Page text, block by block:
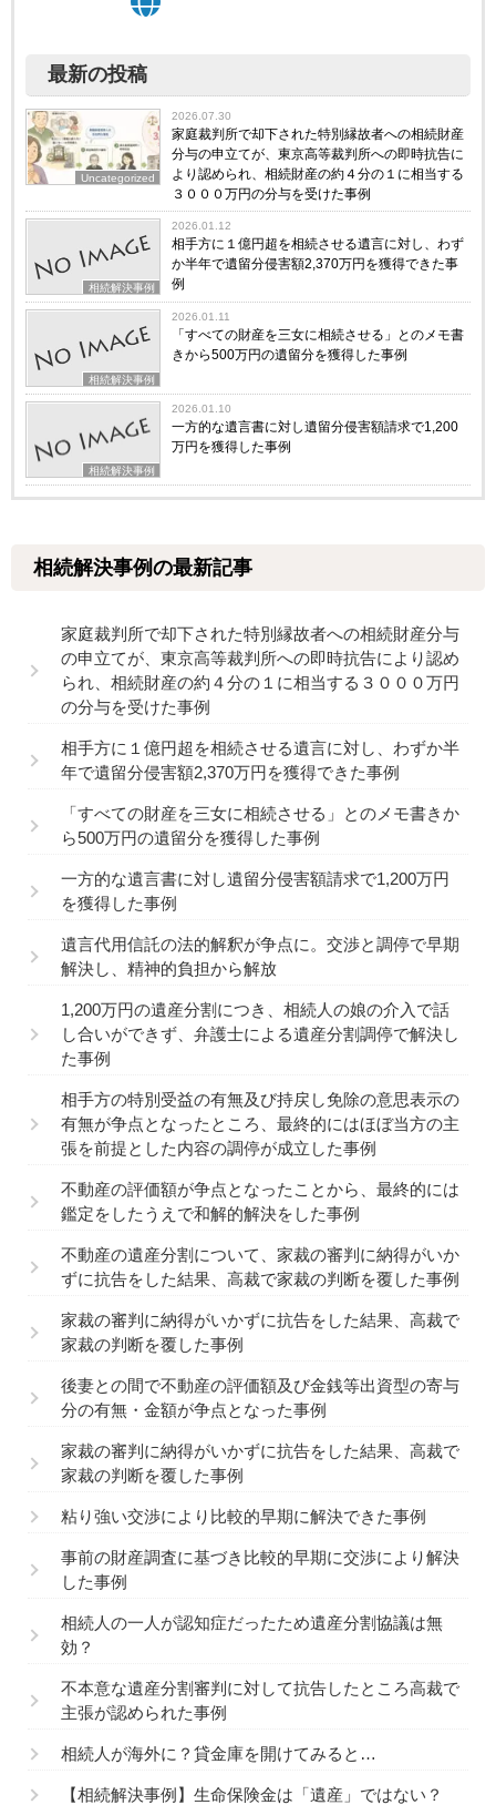
最新の投稿
Uncategorized
2026.07.30
家庭裁判所で却下された特別縁故者への相続財産
分与の申立てが、東京高等裁判所への即時抗告に
より認められ、相続財産の約４分の１に相当する
３０００万円の分与を受けた事例
相続解決事例
2026.01.12
相手方に１億円超を相続させる遺言に対し、わず
か半年で遺留分侵害額2,370万円を獲得できた事
例
相続解決事例
2026.01.11
「すべての財産を三女に相続させる」とのメモ書
きから500万円の遺留分を獲得した事例
相続解決事例
2026.01.10
一方的な遺言書に対し遺留分侵害額請求で1,200
万円を獲得した事例
相続解決事例の最新記事
家庭裁判所で却下された特別縁故者への相続財産分与
の申立てが、東京高等裁判所への即時抗告により認め
られ、相続財産の約４分の１に相当する３０００万円
の分与を受けた事例
相手方に１億円超を相続させる遺言に対し、わずか半
年で遺留分侵害額2,370万円を獲得できた事例
「すべての財産を三女に相続させる」とのメモ書きか
ら500万円の遺留分を獲得した事例
一方的な遺言書に対し遺留分侵害額請求で1,200万円
を獲得した事例
遺言代用信託の法的解釈が争点に。交渉と調停で早期
解決し、精神的負担から解放
1,200万円の遺産分割につき、相続人の娘の介入で話
し合いができず、弁護士による遺産分割調停で解決し
た事例
相手方の特別受益の有無及び持戻し免除の意思表示の
有無が争点となったところ、最終的にはほぼ当方の主
張を前提とした内容の調停が成立した事例
不動産の評価額が争点となったことから、最終的には
鑑定をしたうえで和解的解決をした事例
不動産の遺産分割について、家裁の審判に納得がいか
ずに抗告をした結果、高裁で家裁の判断を覆した事例
家裁の審判に納得がいかずに抗告をした結果、高裁で
家裁の判断を覆した事例
後妻との間で不動産の評価額及び金銭等出資型の寄与
分の有無・金額が争点となった事例
家裁の審判に納得がいかずに抗告をした結果、高裁で
家裁の判断を覆した事例
粘り強い交渉により比較的早期に解決できた事例
事前の財産調査に基づき比較的早期に交渉により解決
した事例
相続人の一人が認知症だったため遺産分割協議は無
効？
不本意な遺産分割審判に対して抗告したところ高裁で
主張が認められた事例
相続人が海外に？貸金庫を開けてみると…
【相続解決事例】生命保険金は「遺産」ではない？